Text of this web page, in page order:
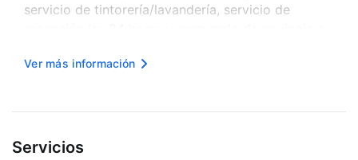
servicio de tintorería/lavandería, servicio de
disponible. Te sentirás como en tu propia casa en
Ver más información
Servicios